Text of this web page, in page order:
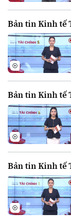
Thời trang
Âm nhạc
Bản tin Kinh tế
Bản tin Kinh tế
Bản tin Kinh tế